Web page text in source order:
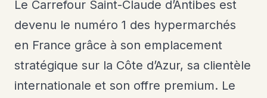
Le Carrefour Saint-Claude d’Antibes est
devenu le numéro 1 des hypermarchés
en France grâce à son emplacement
stratégique sur la Côte d’Azur, sa clientèle
internationale et son offre premium. Le